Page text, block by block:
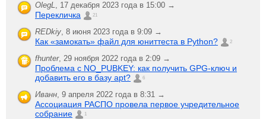
OlegL, 17 декабря 2023 года в 15:00 →
Перекличка 21
REDkiy, 8 июня 2023 года в 9:09 →
Как «замокать» файл для юниттеста в Python? 2
fhunter, 29 ноября 2022 года в 2:09 →
Проблема с NO_PUBKEY: как получить GPG-ключ и
добавить его в базу apt?
6
Иванн, 9 апреля 2022 года в 8:31 →
Ассоциация РАСПО провела первое учредительное
собрание
1